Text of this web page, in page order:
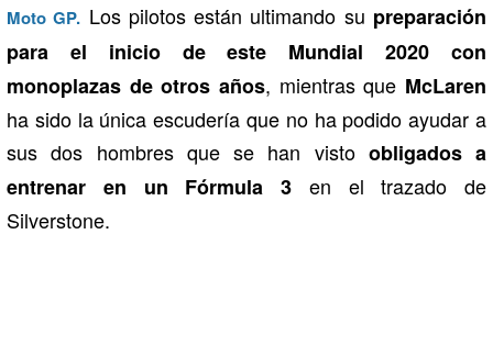
Moto GP. Los pilotos están ultimando su preparación
para el inicio de este Mundial 2020 con
monoplazas de otros años, mientras que McLaren
ha sido la única escudería que no ha podido ayudar a
sus dos hombres que se han visto obligados a
entrenar en un Fórmula 3 en el trazado de
Silverstone.